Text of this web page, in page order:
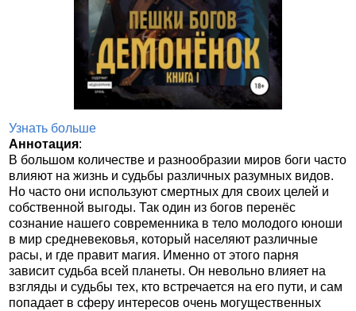
Узнать больше
Аннотация:
В большом количестве и разнообразии миров боги часто
влияют на жизнь и судьбы различных разумных видов.
Но часто они используют смертных для своих целей и
собственной выгоды. Так один из богов перенёс
сознание нашего современника в тело молодого юноши
в мир средневековья, который населяют различные
расы, и где правит магия. Именно от этого парня
зависит судьба всей планеты. Он невольно влияет на
взгляды и судьбы тех, кто встречается на его пути, и сам
попадает в сферу интересов очень могущественных